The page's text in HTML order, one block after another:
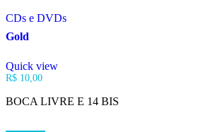
CDs e DVDs
Gold
Quick view
R$ 10,00
BOCA LIVRE E 14 BIS